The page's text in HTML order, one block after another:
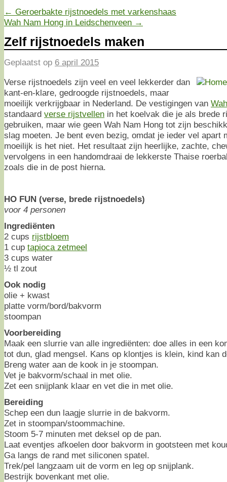
← Geroerbakte rijstnoedels met varkenshaas
Wah Nam Hong in Leidschenveen →
Zelf rijstnoedels maken
Geplaatst op 6 april 2015
Verse rijstnoedels zijn veel en veel lekkerder dan
kant-en-klare, gedroogde rijstnoedels, maar
moeilijk verkrijgbaar in Nederland. De vestigingen van
standaard verse rijstvellen in het koelvak die je als brede
gebruiken, maar wie geen Wah Nam Hong tot zijn
slag moeten. Je bent even bezig, omdat je ieder vel apart
moeilijk is het niet. Het resultaat zijn heerlijke, zachte,
vervolgens in een handomdraai de lekkerste Thaise
zoals die in de post hierna.
HO FUN (verse, brede rijstnoedels)
voor 4 personen
Ingrediënten
2 cups rijstbloem
1 cup tapioca zetmeel
3 cups water
½ tl zout
Ook nodig
olie + kwast
platte vorm/bord/bakvorm
stoompan
Voorbereiding
Maak een slurrie van alle ingrediënten: doe alles in een
tot dun, glad mengsel. Kans op klontjes is klein, kind kan
Breng water aan de kook in je stoompan.
Vet je bakvorm/schaal in met olie.
Zet een snijplank klaar en vet die in met olie.
Bereiding
Schep een dun laagje slurrie in de bakvorm.
Zet in stoompan/stoommachine.
Stoom 5-7 minuten met deksel op de pan.
Laat eventjes afkoelen door bakvorm in gootsteen met
Ga langs de rand met siliconen spatel.
Trek/pel langzaam uit de vorm en leg op snijplank.
Bestrijk bovenkant met olie.